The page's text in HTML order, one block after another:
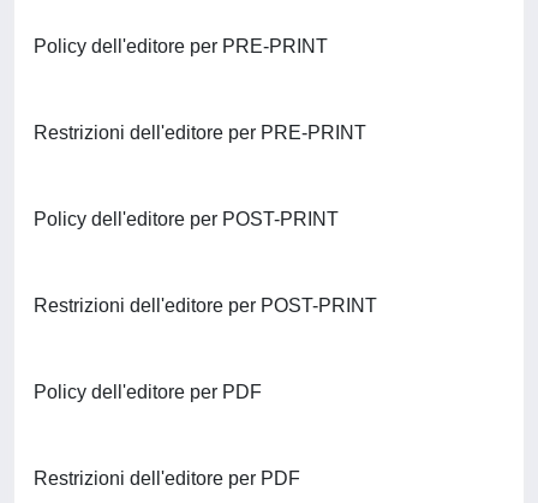
Policy dell'editore per PRE-PRINT
Restrizioni dell'editore per PRE-PRINT
Policy dell'editore per POST-PRINT
Restrizioni dell'editore per POST-PRINT
Policy dell'editore per PDF
Restrizioni dell'editore per PDF